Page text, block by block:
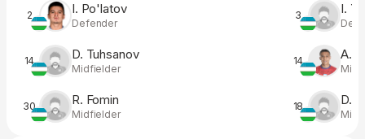
2 I. Po'latov
Defender
14 D. Tuhsanov
Midfielder
30 R. Fomin
Midfielder
3 I.
14 A.
18 D.